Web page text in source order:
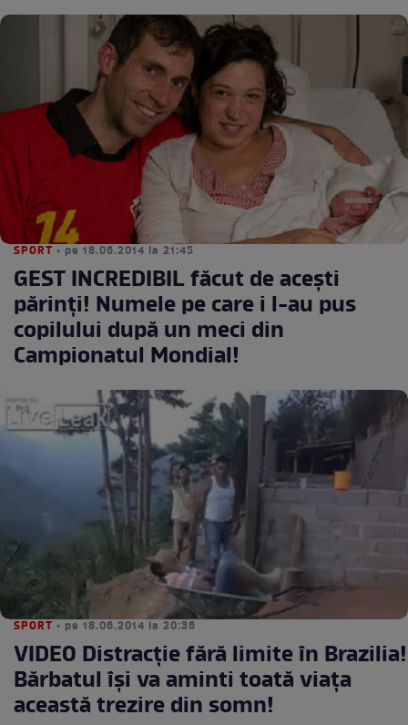
SPORT • pe 18.06.2014 la 21:45
GEST INCREDIBIL făcut de aceşti
părinţi! Numele pe care i l-au pus
copilului după un meci din
Campionatul Mondial!
SPORT • pe 18.06.2014 la 20:36
VIDEO Distracţie fără limite în Brazilia!
Bărbatul îşi va aminti toată viaţa
această trezire din somn!